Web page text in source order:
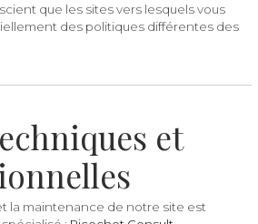
que les sites vers lesquels vous
des politiques différentes des
et
la maintenance de notre site est